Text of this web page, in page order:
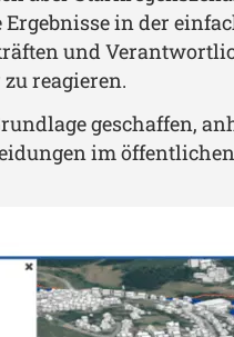
Ergebnisse in der
und
reagieren.
geschaffen,
im